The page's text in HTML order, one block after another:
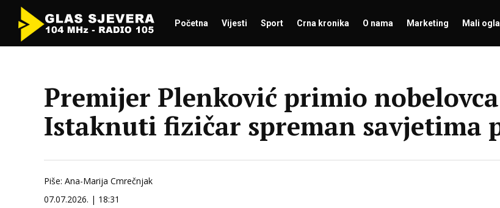
Početna Vijesti Sport Crna kronika O nama Marketing Mali
Premijer Plenković primio
Istaknuti fizičar spreman savjetima
Piše: Ana-Marija Cmrečnjak
07.07.2026. | 18:31